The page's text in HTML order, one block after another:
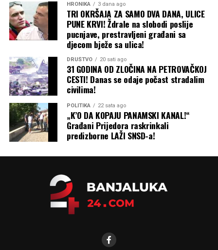
HRONIKA 3 dana ago
TRI OKRŠAJA ZA SAMO DVA DANA, ULICE
PUNE KRVI! Ždrale na slobodi poslije
pucnjave, prestravljeni građani sa
djecom bježe sa ulica!
DRUŠTVO 20 sati ago
31 GODINA OD ZLOČINA NA PETROVAČKOJ
CESTI! Danas se odaje počast stradalim
civilima!
POLITIKA 22 sata ago
„K’O DA KOPAJU PANAMSKI KANAL!“
Građani Prijedora raskrinkali
predizborne LAŽI SNSD-a!